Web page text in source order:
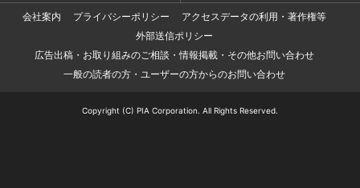
会社案内
プライバシーポリシー
アクセスデータの利用・著作権等
外部送信ポリシー
広告出稿・お取り組みのご相談・情報掲載・その他お問い合わせ
一般の読者の方・ユーザーの方からのお問い合わせ
Copyright (C) PIA Corporation. All Rights Reserved.